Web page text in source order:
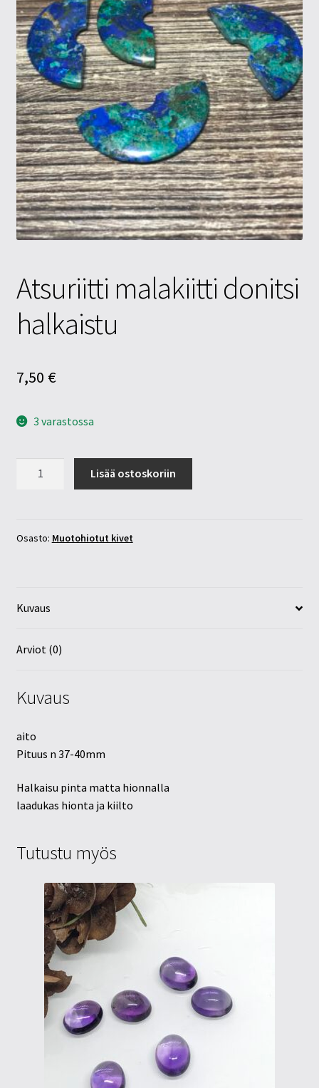
Tietosuojaseloste
Tuotteet
Yritysinfo
Atsuriitti malakiitti donitsi
halkaistu
7,50 €
3 varastossa
määrä
Lisää ostoskoriin
Osasto: Muotohiotut kivet
Kuvaus
Arviot (0)
Kuvaus
aito
Pituus n 37-40mm
Halkaisu pinta matta hionnalla
laadukas hionta ja kiilto
Tutustu myös